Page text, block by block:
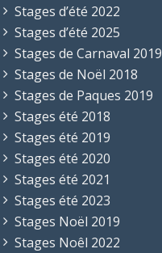
Stages d’été 2022
Stages d’été 2025
Stages de Carnaval 2019
Stages de Noël 2018
Stages de Paques 2019
Stages été 2018
Stages été 2019
Stages été 2020
Stages été 2021
Stages été 2023
Stages Noël 2019
Stages Noêl 2022